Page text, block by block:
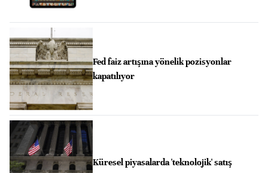
Fed faiz artışına yönelik pozisyonlar
kapatılıyor
Küresel piyasalarda 'teknolojik' satış